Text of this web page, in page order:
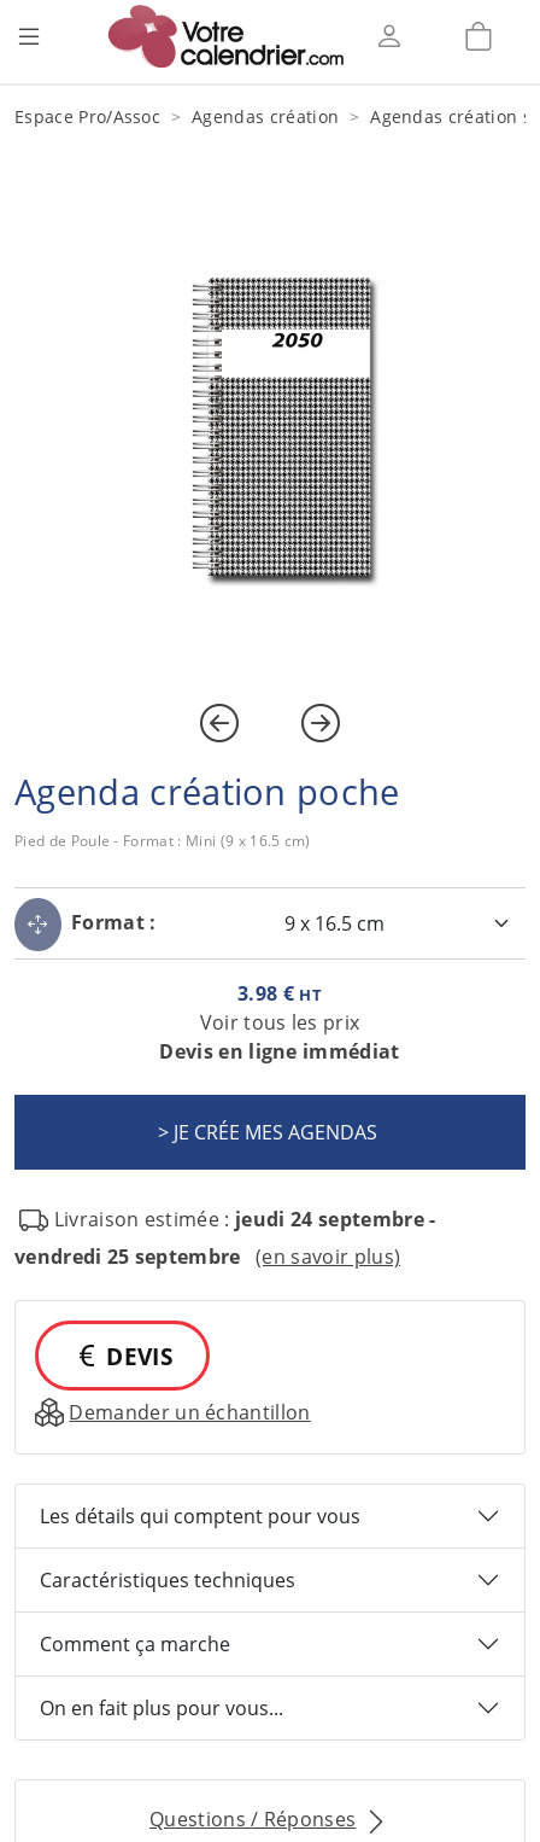
Espace Pro/Assoc Agendas création Agendas création
Agenda création poche
Pied de Poule - Format : Mini (9 x 16.5 cm)
Format :
3.98 € HT
Voir tous les prix
Devis en ligne immédiat
Livraison estimée : jeudi 24 septembre -
vendredi 25 septembre (en savoir plus)
DEVIS
Demander un échantillon
Les détails qui comptent pour vous
Caractéristiques techniques
Comment ça marche
On en fait plus pour vous...
Questions / Réponses